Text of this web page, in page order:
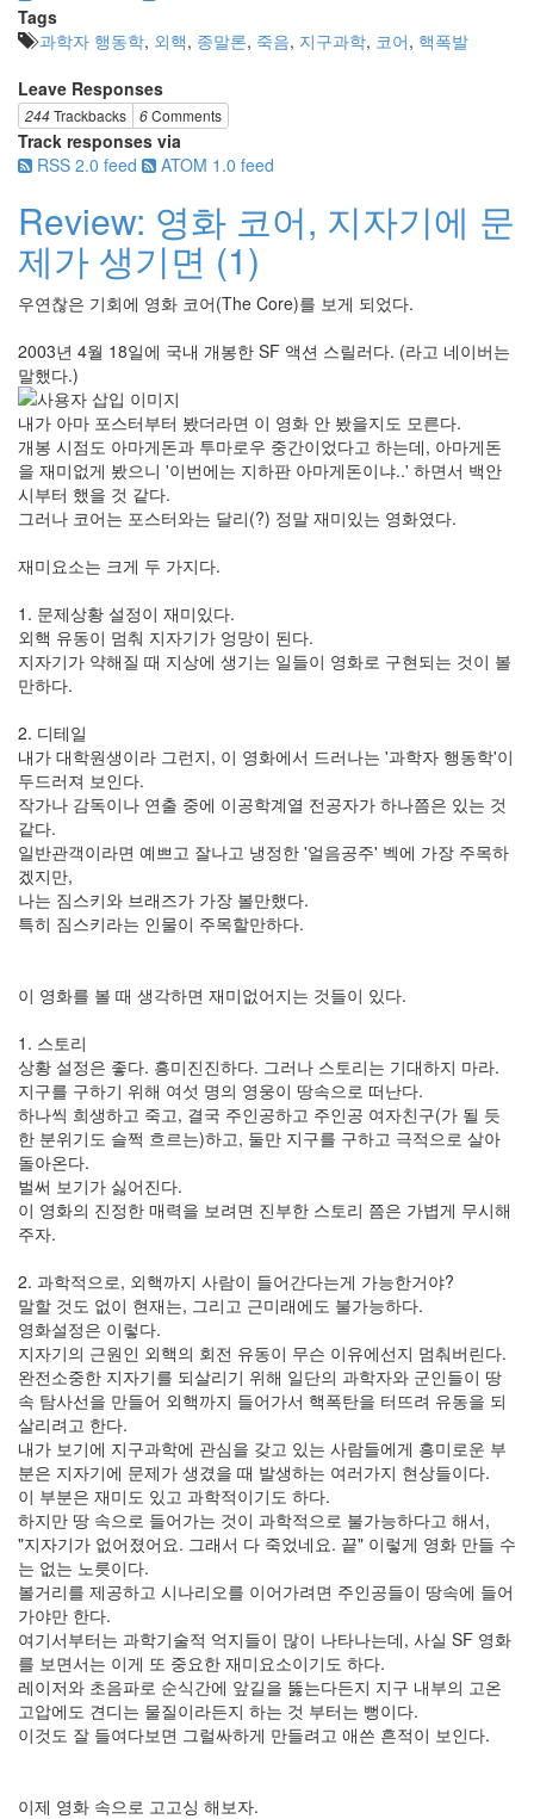
Tags
과학자 행동학, 외핵, 종말론, 죽음, 지구과학, 코어, 핵폭발
Leave Responses
244Trackbacks 6Comments
Track responses via
RSS 2.0 feed
ATOM 1.0 feed
Review: 영화 코어, 지자기에 문
제가 생기면 (1)
우연찮은 기회에 영화 코어(The Core)를 보게 되었다.
2003년 4월 18일에 국내 개봉한 SF 액션 스릴러다. (라고 네이버는
말했다.)
내가 아마 포스터부터 봤더라면 이 영화 안 봤을지도 모른다.
개봉 시점도 아마게돈과 투마로우 중간이었다고 하는데, 아마게돈
을 재미없게 봤으니 '이번에는 지하판 아마게돈이냐..' 하면서 백안
시부터 했을 것 같다.
그러나 코어는 포스터와는 달리(?) 정말 재미있는 영화였다.
재미요소는 크게 두 가지다.
1. 문제상황 설정이 재미있다.
외핵 유동이 멈춰 지자기가 엉망이 된다.
지자기가 약해질 때 지상에 생기는 일들이 영화로 구현되는 것이 볼
만하다.
2. 디테일
내가 대학원생이라 그런지, 이 영화에서 드러나는 '과학자 행동학'이
두드러져 보인다.
작가나 감독이나 연출 중에 이공학계열 전공자가 하나쯤은 있는 것
같다.
일반관객이라면 예쁘고 잘나고 냉정한 '얼음공주' 벡에 가장 주목하
겠지만,
나는 짐스키와 브래즈가 가장 볼만했다.
특히 짐스키라는 인물이 주목할만하다.
이 영화를 볼 때 생각하면 재미없어지는 것들이 있다.
1. 스토리
상황 설정은 좋다. 흥미진진하다. 그러나 스토리는 기대하지 마라.
지구를 구하기 위해 여섯 명의 영웅이 땅속으로 떠난다.
하나씩 희생하고 죽고, 결국 주인공하고 주인공 여자친구(가 될 듯
한 분위기도 슬쩍 흐르는)하고, 둘만 지구를 구하고 극적으로 살아
돌아온다.
벌써 보기가 싫어진다.
이 영화의 진정한 매력을 보려면 진부한 스토리 쯤은 가볍게 무시해
주자.
2. 과학적으로, 외핵까지 사람이 들어간다는게 가능한거야?
말할 것도 없이 현재는, 그리고 근미래에도 불가능하다.
영화설정은 이렇다.
지자기의 근원인 외핵의 회전 유동이 무슨 이유에선지 멈춰버린다.
완전소중한 지자기를 되살리기 위해 일단의 과학자와 군인들이 땅
속 탐사선을 만들어 외핵까지 들어가서 핵폭탄을 터뜨려 유동을 되
살리려고 한다.
내가 보기에 지구과학에 관심을 갖고 있는 사람들에게 흥미로운 부
분은 지자기에 문제가 생겼을 때 발생하는 여러가지 현상들이다.
이 부분은 재미도 있고 과학적이기도 하다.
하지만 땅 속으로 들어가는 것이 과학적으로 불가능하다고 해서,
"지자기가 없어졌어요. 그래서 다 죽었네요. 끝" 이렇게 영화 만들 수
는 없는 노릇이다.
볼거리를 제공하고 시나리오를 이어가려면 주인공들이 땅속에 들어
가야만 한다.
여기서부터는 과학기술적 억지들이 많이 나타나는데, 사실 SF 영화
를 보면서는 이게 또 중요한 재미요소이기도 하다.
레이저와 초음파로 순식간에 앞길을 뚫는다든지 지구 내부의 고온
고압에도 견디는 물질이라든지 하는 것 부터는 뻥이다.
이것도 잘 들여다보면 그럴싸하게 만들려고 애쓴 흔적이 보인다.
이제 영화 속으로 고고싱 해보자.